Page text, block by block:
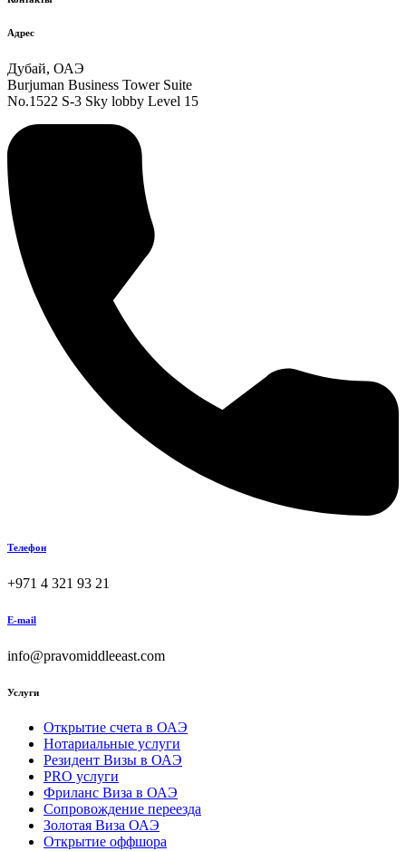
Адрес
Дубай, ОАЭ
Burjuman Business Tower Suite
No.1522 S-3 Sky lobby Level 15
Телефон
+971 4 321 93 21
E-mail
info@pravomiddleeast.com
Услуги
Открытие счета в ОАЭ
Нотариальные услуги
Резидент Визы в ОАЭ
PRO услуги
Фриланс Виза в ОАЭ
Сопровождение переезда
Золотая Виза ОАЭ
Открытие оффшора